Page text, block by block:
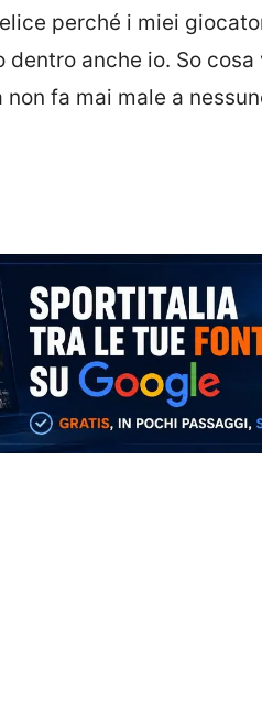
perché i miei
anche io. So
fa mai male a